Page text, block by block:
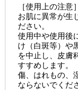
［使用上の注意］
お肌に異常が生
ださい。
使用中や使用後
け（白斑等）や
を中止し、皮膚
すすめします。
傷、はれもの、
ならないでくだ